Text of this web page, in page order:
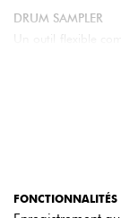
DRUM SAMPLER
Un outil flexible
strumming d'une
NOUVEAUX
FONCTIONNALITÉS